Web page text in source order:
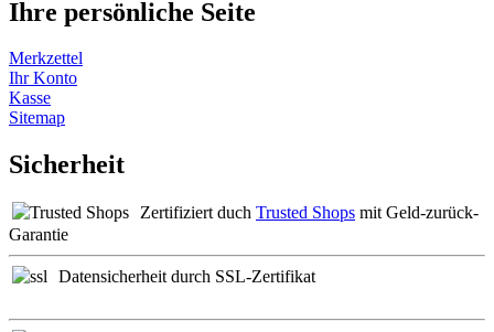
Ihre persönliche Seite
Merkzettel
Ihr Konto
Kasse
Sitemap
Sicherheit
Zertifiziert duch Trusted Shops mit Geld-zurück-
Garantie
Datensicherheit durch SSL-Zertifikat